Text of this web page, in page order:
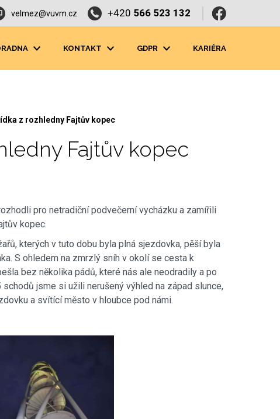
velmez@vuvm.cz +420 566 523 132
KONTAKT GDPR KARIÉRA
z rozhledny Fajtův kopec
Fajtův kopec
pro netradiční podvečerní vycházku a zamířili
kopec.
kterých v tuto dobu byla plná sjezdovka, pěší byla
S ohledem na zmrzlý sníh v okolí se cesta k
bez několika pádů, které nás ale neodradily a po
jsme si užili nerušený výhled na západ slunce,
a svítící město v hloubce pod námi.